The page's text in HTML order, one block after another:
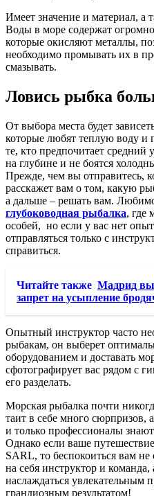
Имеет значение и материал, а
Воды в море содержат
которые окисляют металлы,
необходимо промывать их в
смазывать.
Ловись рыбка
От выбора места будет
которые любят теплую воду и
те, кто предпочитает средний
на глубине и не боятся
Прежде, чем вы отправитесь,
расскажет вам о том, какую
а дальше – решать вам.
глубоководная рыбалка, где
особей, но если у вас нет
отправляться только с
справиться.
Читайте также Мадрид
запрет на усыпление
Опытный инструктор часто
рыбакам, он выберет
оборудованием и доставать
сфотографирует вас рядом с
его разделать.
Морская рыбалка почти
таит в себе много сюрпризов,
и только профессионалы
Однако если ваше
SARL, то беспокоиться вам
на себя инструктор и
наслаждаться увлекательным
грандиозным результатом!